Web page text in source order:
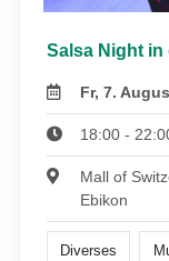
Salsa Night in
Fr, 7.
18:00 -
Mall of
Ebikon
Diverses